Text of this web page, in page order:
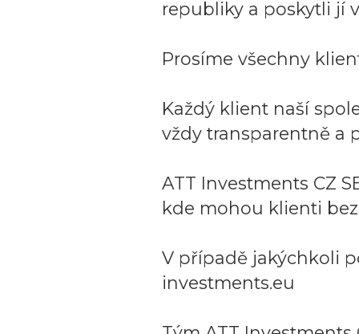
republiky a poskytli jí
Prosíme všechny
Každý klient naší
vždy transparentně a
ATT Investments CZ
kde mohou klienti
V případě jakýchkoli
investments.eu